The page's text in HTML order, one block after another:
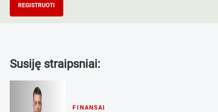
REGISTRUOTI
Susiję straipsniai:
FINANSAI